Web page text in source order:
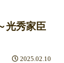
光秀家臣
2025.02.10